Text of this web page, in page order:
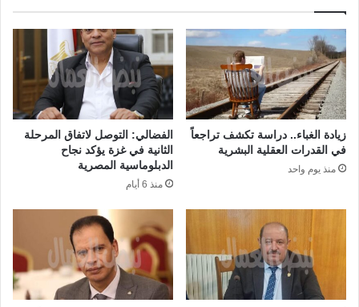
زيادة الغباء.. دراسة تكشف تراجعاً
في القدرات العقلية البشرية
منذ يوم واحد
الفضالي: التوصل لاتفاق المرحلة
الثانية في غزة يؤكد نجاح
الدبلوماسية المصرية
منذ 6 أيام